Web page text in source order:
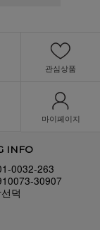
관심상품
마이페이지
INFO
0032-263
30907
덕